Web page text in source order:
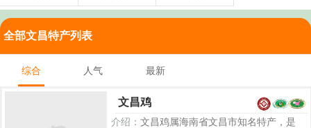
全部文昌特产列表
综合 人气 最新
文昌鸡
介绍： 文昌鸡属海南省文昌市知名特产，是